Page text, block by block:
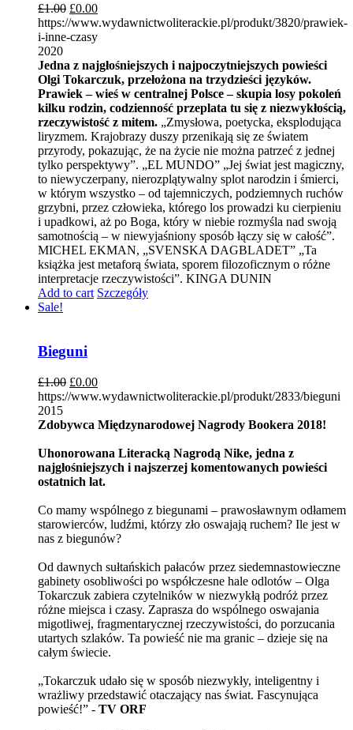
£1.00 £0.00
https://www.wydawnictwoliterackie.pl/produkt/3820/prawiek-
i-inne-czasy
2020
Jedna z najgłośniejszych i najpoczytniejszych powieści
Olgi Tokarczuk, przełożona na trzydzieści języków.
Prawiek – wieś w centralnej Polsce – skupia losy pokoleń
kilku rodzin, codzienność przeplata tu się z niezwykłością,
rzeczywistość z mitem. „Zmysłowa, poetycka, eksplodująca
liryzmem. Krajobrazy duszy przenikają się ze światem
przyrody, pokazując, że na życie nie można patrzeć z jednej
tylko perspektywy”. „EL MUNDO” „Jej świat jest magiczny,
to niewyczerpany, nierozplątywalny splot narodzin i śmierci,
w którym wszystko – od tajemniczych, podziemnych ruchów
grzybni, przez człowieka, którego los prowadzi ku cierpieniu
i upadkowi, aż po Boga, który w niebie rozmyśla nad swoją
samotnością – w niewyjaśniony sposób łączy się w całość”.
MICHEL EKMAN, „SVENSKA DAGBLADET” „Ta
książka jest metaforą świata, sporem filozoficznym o różne
interpretacje rzeczywistości”. KINGA DUNIN
Add to cart Szczegóły
Sale!
Bieguni
£1.00 £0.00
https://www.wydawnictwoliterackie.pl/produkt/2833/bieguni
2015
Zdobywca Międzynarodowej Nagrody Bookera 2018!
Uhonorowana Literacką Nagrodą Nike, jedna z
najgłośniejszych i najszerzej komentowanych powieści
ostatnich lat.
Co mamy wspólnego z biegunami – prawosławnym odłamem
starowierców, ludźmi, którzy zło oswajają ruchem? Ile jest w
nas z biegunów?
Od dawnych sułtańskich pałaców przez siedemnastowieczne
gabinety osobliwości po współczesne hale odlotów – Olga
Tokarczuk zabiera czytelników w niezwykłą podróż przez
różne miejsca i czasy. Zaprasza do wspólnego oswajania
migotliwej, fragmentarycznej rzeczywistości, do porzucania
utartych szlaków. Ta powieść nie ma granic – dzieje się na
całym świecie.
„Tokarczuk udało się w sposób niezwykły, inteligentny i
wrażliwy przedstawić otaczający nas świat. Fascynująca
powieść!” - TV ORF